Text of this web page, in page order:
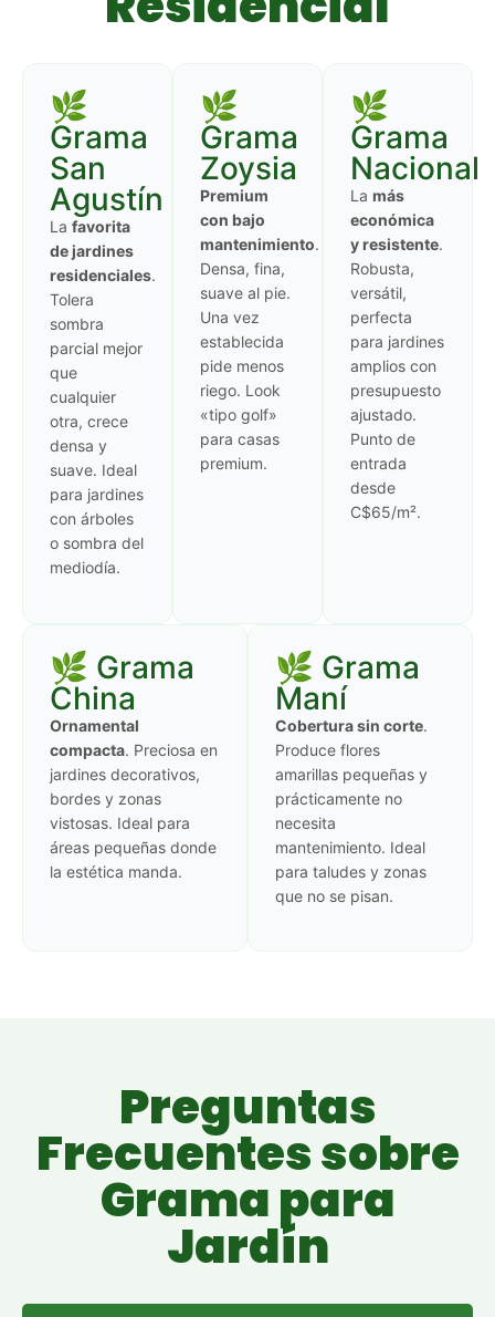
🌿
Grama
San
Agustín
La favorita
de jardines
residenciales.
Tolera
sombra
parcial mejor
que
cualquier
otra, crece
densa y
suave. Ideal
para jardines
con árboles
o sombra del
mediodía.
🌿
Grama
Zoysia
Premium
con bajo
mantenimiento.
Densa, fina,
suave al pie.
Una vez
establecida
pide menos
riego. Look
«tipo golf»
para casas
premium.
🌿
Grama
Nacional
La más
económica
y resistente.
Robusta,
versátil,
perfecta
para jardines
amplios con
presupuesto
ajustado.
Punto de
entrada
desde
C$65/m².
🌿 Grama
China
Ornamental
compacta. Preciosa en
jardines decorativos,
bordes y zonas
vistosas. Ideal para
áreas pequeñas donde
la estética manda.
🌿 Grama
Maní
Cobertura sin corte.
Produce flores
amarillas pequeñas y
prácticamente no
necesita
mantenimiento. Ideal
para taludes y zonas
que no se pisan.
Preguntas
Frecuentes sobre
Grama para
Jardín